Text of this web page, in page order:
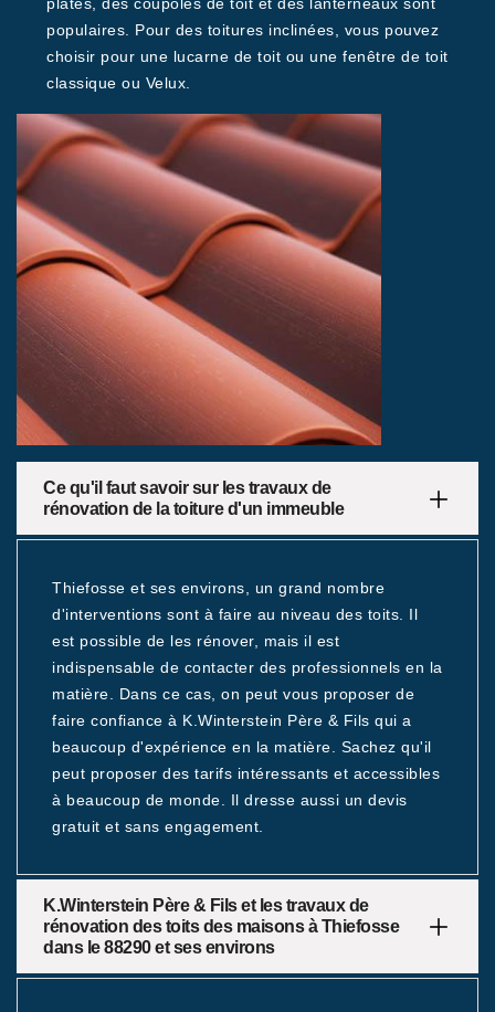
populaires. Pour des toitures inclinées, vous pouvez
choisir pour une lucarne de toit ou une fenêtre de toit
classique ou Velux.
Ce qu'il faut savoir sur les travaux de
rénovation de la toiture d'un immeuble
Thiefosse et ses environs, un grand nombre
d'interventions sont à faire au niveau des toits. Il
est possible de les rénover, mais il est
indispensable de contacter des professionnels en la
matière. Dans ce cas, on peut vous proposer de
faire confiance à K.Winterstein Père & Fils qui a
beaucoup d'expérience en la matière. Sachez qu'il
peut proposer des tarifs intéressants et accessibles
à beaucoup de monde. Il dresse aussi un devis
gratuit et sans engagement.
K.Winterstein Père & Fils et les travaux de
rénovation des toits des maisons à Thiefosse
dans le 88290 et ses environs